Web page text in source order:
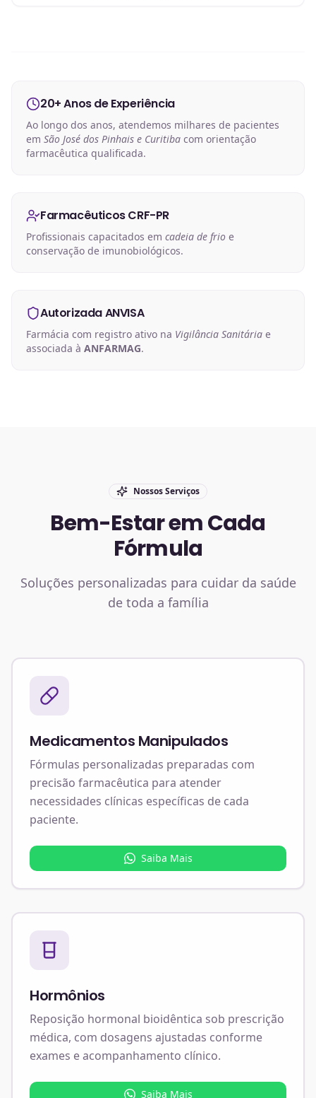
20+ Anos de Experiência
Ao longo dos anos, atendemos milhares de pacientes
em São José dos Pinhais e Curitiba com orientação
farmacêutica qualificada.
Farmacêuticos CRF-PR
Profissionais capacitados em cadeia de frio e
conservação de imunobiológicos.
Autorizada ANVISA
Farmácia com registro ativo na Vigilância Sanitária e
associada à ANFARMAG.
Nossos Serviços
Bem-Estar em Cada
Fórmula
Soluções personalizadas para cuidar da saúde
de toda a família
Medicamentos Manipulados
Fórmulas personalizadas preparadas com
precisão farmacêutica para atender
necessidades clínicas específicas de cada
paciente.
Saiba Mais
Hormônios
Reposição hormonal bioidêntica sob prescrição
médica, com dosagens ajustadas conforme
exames e acompanhamento clínico.
Saiba Mais